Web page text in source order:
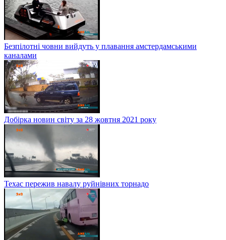
Безпілотні човни вийдуть у плавання амстердамськими
каналами
Добірка новин світу за 28 жовтня 2021 року
Техас пережив навалу руйнівних торнадо